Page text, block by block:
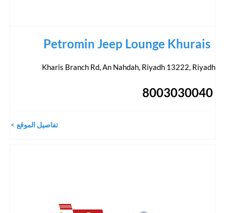
Petromin Jeep Lounge Khurais
Kharis Branch Rd, An Nahdah, Riyadh 13222, Riyadh
8003030040
تفاصيل الموقع